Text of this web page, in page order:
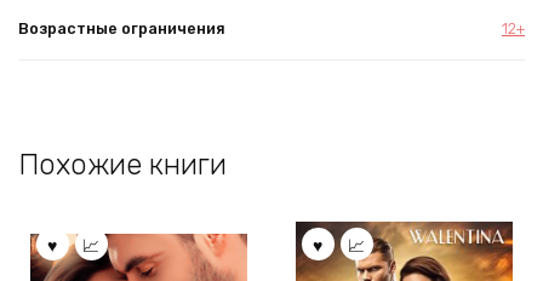
Возрастные ограничения 12+
Похожие книги